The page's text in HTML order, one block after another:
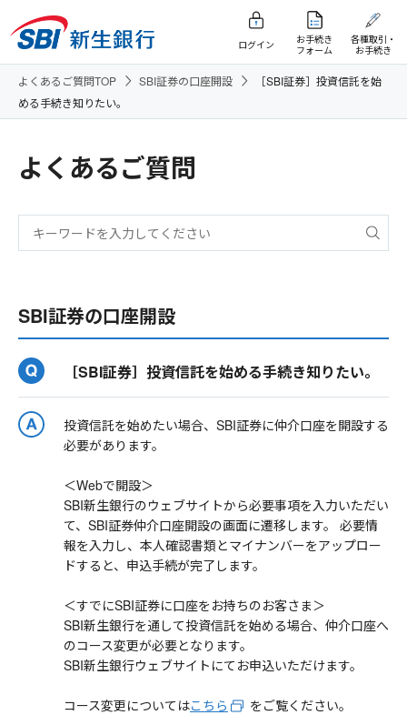
ログイン
お手続き
フォーム
各種取引・
お手続き
よくあるご質問TOP SBI証券の口座開設
［SBI証券］投資信託を始
める手続き知りたい。
よくあるご質問
SBI証券の口座開設
［SBI証券］投資信託を始める手続き知りたい。
投資信託を始めたい場合、SBI証券に仲介口座を開設する
必要があります。
＜Webで開設＞
SBI新生銀行のウェブサイトから必要事項を入力いただい
て、SBI証券仲介口座開設の画面に遷移します。 必要情
報を入力し、本人確認書類とマイナンバーをアップロー
ドすると、申込手続が完了します。
＜すでにSBI証券に口座をお持ちのお客さま＞
SBI新生銀行を通して投資信託を始める場合、仲介口座へ
のコース変更が必要となります。
SBI新生銀行ウェブサイトにてお申込いただけます。
コース変更についてはこちら をご覧ください。